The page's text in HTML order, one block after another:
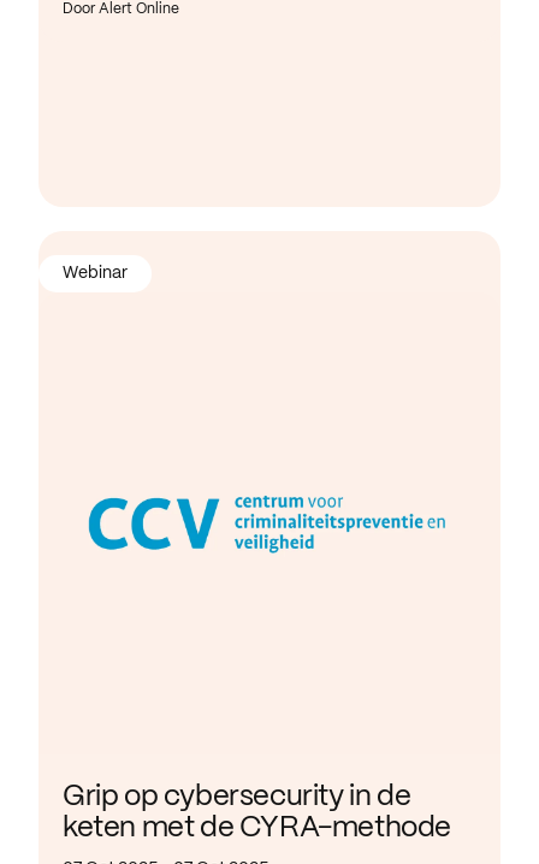
Door Alert Online
Grip op cybersecurity in de
keten met de CYRA-methode
Webinar